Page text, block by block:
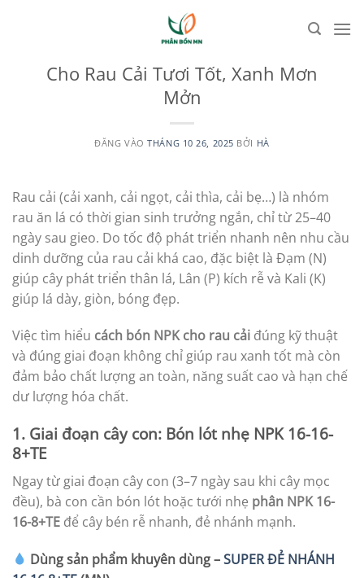
UNCATEGORIZED
MN Mách Bà Con Cách Bón NPK
Cho Rau Cải Tươi Tốt, Xanh Mơn
Mởn
ĐĂNG VÀOTHÁNG 10 26, 2025 BỞI HÀ
Rau cải (cải xanh, cải ngọt, cải thìa, cải bẹ…) là nhóm
rau ăn lá có thời gian sinh trưởng ngắn, chỉ từ 25–40
ngày sau gieo. Do tốc độ phát triển nhanh nên nhu cầu
dinh dưỡng của rau cải khá cao, đặc biệt là Đạm (N)
giúp cây phát triển thân lá, Lân (P) kích rễ và Kali (K)
giúp lá dày, giòn, bóng đẹp.
Việc tìm hiểu cách bón NPK cho rau cải đúng kỹ thuật
và đúng giai đoạn không chỉ giúp rau xanh tốt mà còn
đảm bảo chất lượng an toàn, năng suất cao và hạn chế
dư lượng hóa chất.
1. Giai đoạn cây con: Bón lót nhẹ NPK 16-16-
8+TE
Ngay từ giai đoạn cây con (3–7 ngày sau khi cây mọc
đều), bà con cần bón lót hoặc tưới nhẹ phân NPK 16-
16-8+TE để cây bén rễ nhanh, đẻ nhánh mạnh.
Dùng sản phẩm khuyên dùng –SUPER ĐẺ NHÁNH